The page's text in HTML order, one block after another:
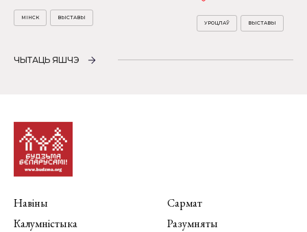
МІНСК ВЫСТАВЫ
УРОЦЛАЎ ВЫСТАВЫ
ЧЫТАЦЬ ЯШЧЭ
Навіны
Калумністыка
Сармат
Разумняты